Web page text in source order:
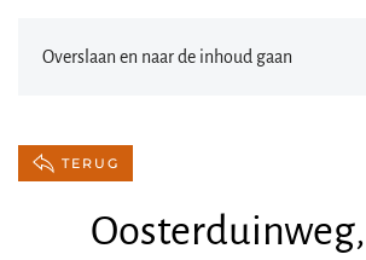
Overslaan en naar de inhoud gaan
TERUG